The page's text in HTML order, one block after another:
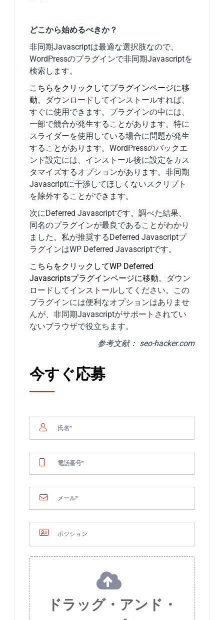
どこから始めるべきか？
非同期Javascriptは最適な選択肢なので、
WordPressのプラグインで非同期Javascriptを
検索します。
こちらをクリックしてプラグインページに移
動。ダウンロードしてインストールすれば、
すぐに使用できます。プラグインの中には、
一部で競合が発生することがあります。特に
スライダーを使用している場合に問題が発生
することがあります。WordPressのバックエ
ンド設定には、インストール後に設定をカス
タマイズするオプションがあります。非同期
Javascriptに干渉してほしくないスクリプト
を除外することができます。
次にDeferred Javascriptです。調べた結果、
同名のプラグインが最良であることがわかり
ました。私が推奨するDeferred Javascriptプ
ラグインはWP Deferred Javascriptです。
こちらをクリックしてWP Deferred
Javascriptsプラグインページに移動。ダウン
ロードしてインストールしてください。この
プラグインには便利なオプションはありませ
んが、非同期Javascriptがサポートされてい
ないブラウザで役立ちます。
参考文献： seo-hacker.com
今すぐ応募
ドラッグ・アンド・